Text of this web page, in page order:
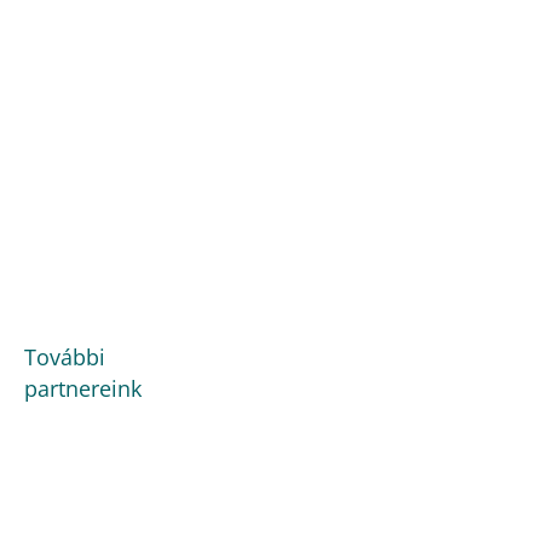
További
partnereink